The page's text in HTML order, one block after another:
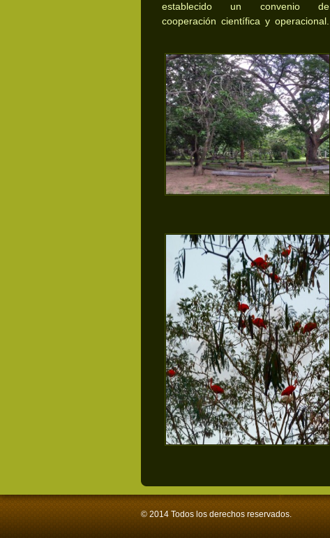
establecido un convenio de
cooperación científica y operacional.
© 2014 Todos los derechos reservados.